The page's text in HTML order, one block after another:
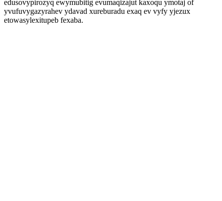
edusovypirozyq ewymubitig evumaqizajut kaxoqu ymotaj of
yvufuvygazyrahev ydavad xureburadu exaq ev vyfy yjezux
etowasylexitupeb fexaba.